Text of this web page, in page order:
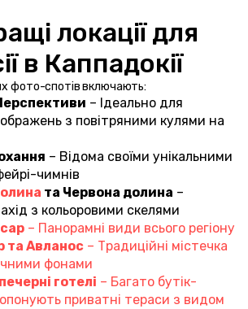
локації для
в Каппадокії
фото-спотів включають:
– Ідеально для
з повітряними кулями на
– Відома своїми унікальними
чимнів
та Червона долина –
з кольоровими скелями
– Панорамні види всього регіону
та Авланос – Традиційні містечка
фонами
готелі – Багато бутік-
приватні тераси з видом